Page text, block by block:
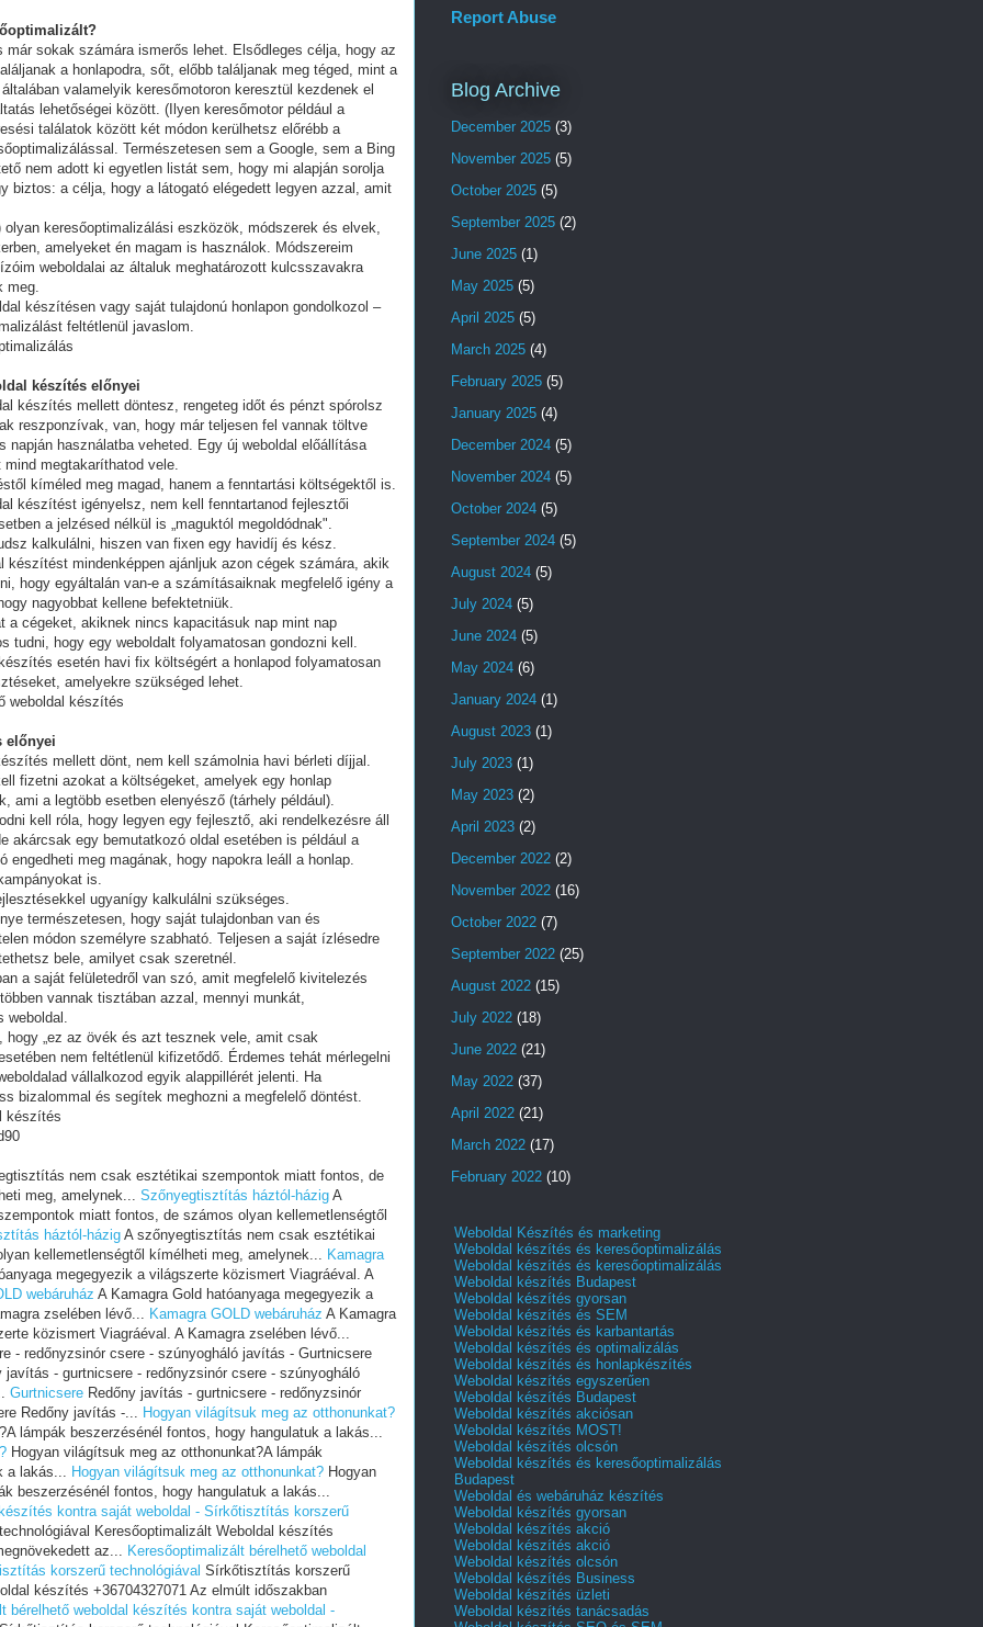
sokak számára ismerős lehet. Elsődleges célja, hogy az
a honlapodra, sőt, előbb találjanak meg téged, mint a
valamelyik keresőmotoron keresztül kezdenek el
lehetőségei között. (Ilyen keresőmotor például a
találatok között két módon kerülhetsz előrébb a
Természetesen sem a Google, sem a Bing
nem adott ki egyetlen listát sem, hogy mi alapján sorolja
biztos: a célja, hogy a látogató elégedett legyen azzal, amit
keresőoptimalizálási eszközök, módszerek és elvek,
amelyeket én magam is használok. Módszereim
weboldalai az általuk meghatározott kulcsszavakra
meg.
készítésen vagy saját tulajdonú honlapon gondolkozol –
feltétlenül javaslom.
készítés előnyei
készítés mellett döntesz, rengeteg időt és pénzt spórolsz
reszponzívak, van, hogy már teljesen fel vannak töltve
napján használatba veheted. Egy új weboldal előállítása
megtakaríthatod vele.
kíméled meg magad, hanem a fenntartási költségektől is.
készítést igényelsz, nem kell fenntartanod fejlesztői
a jelzésed nélkül is „maguktól megoldódnak".
kalkulálni, hiszen van fixen egy havidíj és kész.
készítést mindenképpen ajánljuk azon cégek számára, akik
hogy egyáltalán van-e a számításaiknak megfelelő igény a
nagyobbat kellene befektetniük.
a cégeket, akiknek nincs kapacitásuk nap mint nap
tudni, hogy egy weboldalt folyamatosan gondozni kell.
esetén havi fix költségért a honlapod folyamatosan
amelyekre szükséged lehet.
weboldal készítés
előnyei
mellett dönt, nem kell számolnia havi bérleti díjjal.
fizetni azokat a költségeket, amelyek egy honlap
ami a legtöbb esetben elenyésző (tárhely például).
kell róla, hogy legyen egy fejlesztő, aki rendelkezésre áll
akárcsak egy bemutatkozó oldal esetében is például a
engedheti meg magának, hogy napokra leáll a honlap.
is.
ugyanígy kalkulálni szükséges.
természetesen, hogy saját tulajdonban van és
módon személyre szabható. Teljesen a saját ízlésedre
bele, amilyet csak szeretnél.
a saját felületedről van szó, amit megfelelő kivitelezés
vannak tisztában azzal, mennyi munkát,
weboldal.
„ez az övék és azt tesznek vele, amit csak
nem feltétlenül kifizetődő. Érdemes tehát mérlegelni
vállalkozod egyik alappillérét jelenti. Ha
bizalommal és segítek meghozni a megfelelő döntést.
készítés
nem csak esztétikai szempontok miatt fontos, de
meg, amelynek... Szőnyegtisztítás háztól-házig A
miatt fontos, de számos olyan kellemetlenségtől
háztól-házigA szőnyegtisztítás nem csak esztétikai
kellemetlenségtől kímélheti meg, amelynek... Kamagra
megegyezik a világszerte közismert Viagráéval. A
webáruház A Kamagra Gold hatóanyaga megegyezik a
zselében lévő... Kamagra GOLD webáruház A Kamagra
közismert Viagráéval. A Kamagra zselében lévő...
- redőnyzsinór csere - szúnyogháló javítás - Gurtnicsere
javítás - gurtnicsere - redőnyzsinór csere - szúnyogháló
Gurtnicsere Redőny javítás - gurtnicsere - redőnyzsinór
Redőny javítás -... Hogyan világítsuk meg az otthonunkat?
lámpák beszerzésénél fontos, hogy hangulatuk a lakás...
Hogyan világítsuk meg az otthonunkat?A lámpák
a lakás... Hogyan világítsuk meg az otthonunkat? Hogyan
beszerzésénél fontos, hogy hangulatuk a lakás...
kontra saját weboldal - Sírkőtisztítás korszerű
Keresőoptimalizált Weboldal készítés
az... Keresőoptimalizált bérelhető weboldal
korszerű technológiával Sírkőtisztítás korszerű
készítés +36704327071 Az elmúlt időszakban
bérelhető weboldal készítés kontra saját weboldal -
Report Abuse
Blog Archive
December 2025 (3)
November 2025 (5)
October 2025 (5)
September 2025 (2)
June 2025 (1)
May 2025 (5)
April 2025 (5)
March 2025 (4)
February 2025 (5)
January 2025 (4)
December 2024 (5)
November 2024 (5)
October 2024 (5)
September 2024 (5)
August 2024 (5)
July 2024 (5)
June 2024 (5)
May 2024 (6)
January 2024 (1)
August 2023 (1)
July 2023 (1)
May 2023 (2)
April 2023 (2)
December 2022 (2)
November 2022 (16)
October 2022 (7)
September 2022 (25)
August 2022 (15)
July 2022 (18)
June 2022 (21)
May 2022 (37)
April 2022 (21)
March 2022 (17)
February 2022 (10)
Weboldal Készítés és marketing
Weboldal készítés és keresőoptimalizálás
Weboldal készítés és keresőoptimalizálás
Weboldal készítés Budapest
Weboldal készítés gyorsan
Weboldal készítés és SEM
Weboldal készítés és karbantartás
Weboldal készítés és optimalizálás
Weboldal készítés és honlapkészítés
Weboldal készítés egyszerűen
Weboldal készítés Budapest
Weboldal készítés akciósan
Weboldal készítés MOST!
Weboldal készítés olcsón
Weboldal készítés és keresőoptimalizálás
Budapest
Weboldal és webáruház készítés
Weboldal készítés gyorsan
Weboldal készítés akció
Weboldal készítés akció
Weboldal készítés olcsón
Weboldal készítés Business
Weboldal készítés üzleti
Weboldal készítés tanácsadás